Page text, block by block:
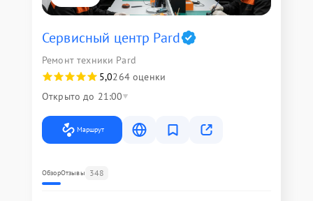
Сервисный центр Pard
Ремонт техники Pard
5,0264 оценки
Открыто до 21:00
Маршрут
ОбзорОтзывы 348